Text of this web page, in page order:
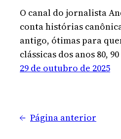
O canal do jornalista
conta histórias
antigo, ótimas para
clássicas dos anos 80, 90
29 de outubro de 2025
← Página anterior